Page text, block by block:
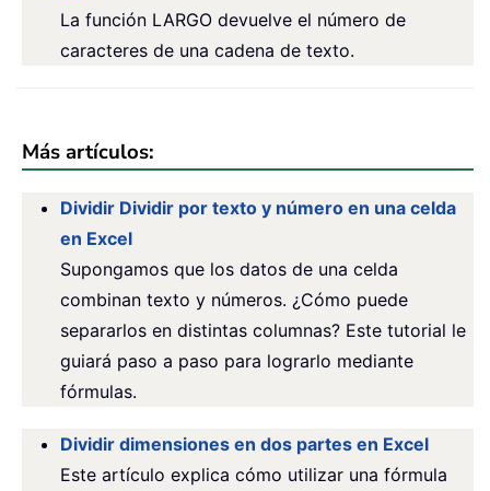
La función LARGO devuelve el número de
caracteres de una cadena de texto.
Más artículos:
Dividir Dividir por texto y número en una celda
en Excel
Supongamos que los datos de una celda
combinan texto y números. ¿Cómo puede
separarlos en distintas columnas? Este tutorial le
guiará paso a paso para lograrlo mediante
fórmulas.
Dividir dimensiones en dos partes en Excel
Este artículo explica cómo utilizar una fórmula